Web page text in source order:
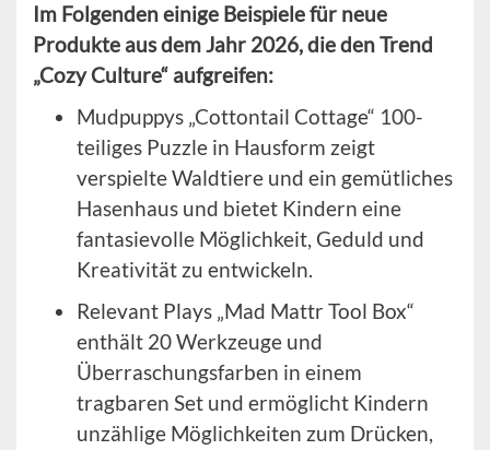
Im Folgenden einige Beispiele für neue
Produkte aus dem Jahr 2026, die den Trend
„Cozy Culture“ aufgreifen:
Mudpuppys „Cottontail Cottage“ 100-
teiliges Puzzle in Hausform zeigt
verspielte Waldtiere und ein gemütliches
Hasenhaus und bietet Kindern eine
fantasievolle Möglichkeit, Geduld und
Kreativität zu entwickeln.
Relevant Plays „Mad Mattr Tool Box“
enthält 20 Werkzeuge und
Überraschungsfarben in einem
tragbaren Set und ermöglicht Kindern
unzählige Möglichkeiten zum Drücken,